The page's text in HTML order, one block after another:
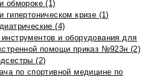
обмороке (1)
гипертоническом кризе (1)
(4)
и оборудования для
помощи приказ №923н (2)
(2)
по спортивной медицине по